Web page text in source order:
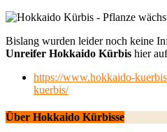
Bislang wurden leider noch keine
Unreifer Hokkaido Kürbis hier
https://www.hokkaido-
kuerbis/
Über Hokkaido Kürbisse